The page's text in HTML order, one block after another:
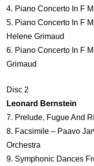
4. Piano Concerto In F
5. Piano Concerto In F
Helene Grimaud
6. Piano Concerto In F
Grimaud
Disc 2
Leonard Bernstein
7. Prelude, Fugue And
8. Facsimile – Paavo
Orchestra
9. Symphonic Dances